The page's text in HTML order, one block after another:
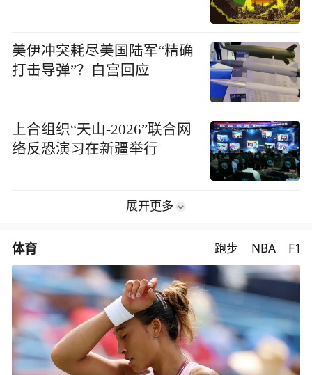
美伊冲突耗尽美国陆军“精确
打击导弹”？白宫回应
上合组织“天山-2026”联合网
络反恐演习在新疆举行
展开更多
体育 跑步 NBA F1